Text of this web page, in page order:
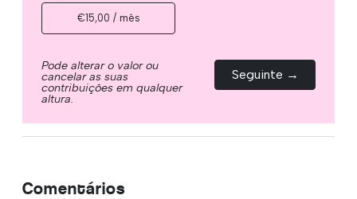
€15,00 / mês
Pode alterar o valor ou
cancelar as suas
contribuições em qualquer
altura.
Seguinte →
Comentários